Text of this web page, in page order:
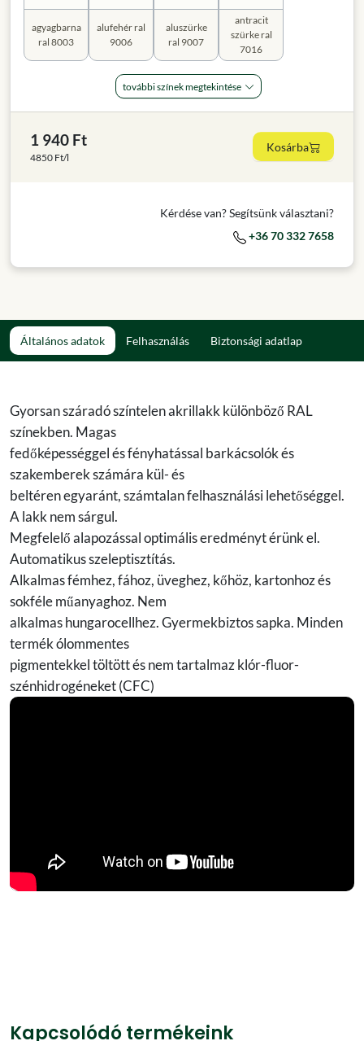
agyagbarna
ral 8003
alufehér ral
9006
aluszürke
ral 9007
antracit
szürke ral
7016
további színek megtekintése
1 940 Ft
4850 Ft/l
Kosárba
Kérdése van? Segítsünk választani?
+36 70 332 7658
Általános adatok Felhasználás Biztonsági adatlap
Gyorsan száradó színtelen akrillakk különböző RAL
színekben. Magas
fedőképességgel és fényhatással barkácsolók és
szakemberek számára kül- és
beltéren egyaránt, számtalan felhasználási lehetőséggel.
A lakk nem sárgul.
Megfelelő alapozással optimális eredményt érünk el.
Automatikus szeleptisztítás.
Alkalmas fémhez, fához, üveghez, kőhöz, kartonhoz és
sokféle műanyaghoz. Nem
alkalmas hungarocellhez. Gyermekbiztos sapka. Minden
termék ólommentes
pigmentekkel töltött és nem tartalmaz klór-fluor-
szénhidrogéneket (CFC)
Kapcsolódó termékeink